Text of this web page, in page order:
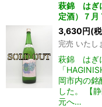
萩錦 はぎ
定酒）７月
3,630円(
完売 いたし
萩錦 はぎ
「
岡市内の銘
した。 【
元へ…